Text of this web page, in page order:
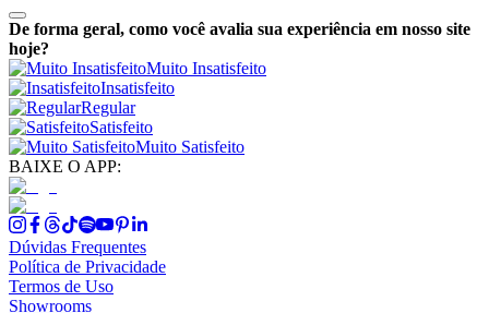
De forma geral, como você avalia sua experiência em nosso site
hoje?
Muito Insatisfeito
Insatisfeito
Regular
Satisfeito
Muito Satisfeito
BAIXE O APP:
Dúvidas Frequentes
Política de Privacidade
Termos de Uso
Showrooms